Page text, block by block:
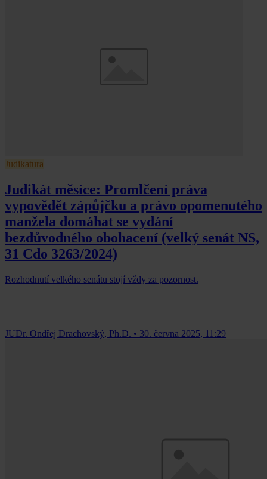
Judikatura
Judikát měsíce: Promlčení práva
vypovědět zápůjčku a právo opomenutého
manžela domáhat se vydání
bezdůvodného obohacení (velký senát NS,
31 Cdo 3263/2024)
Rozhodnutí velkého senátu stojí vždy za pozornost.
JUDr. Ondřej Drachovský, Ph.D. • 30. června 2025, 11:29